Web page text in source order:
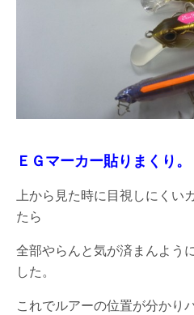
ＥＧマーカー貼りまくり。
上から見た時に目視しにくい
たら
全部やらんと気が済まんよう
した。
これでルアーの位置が分かり